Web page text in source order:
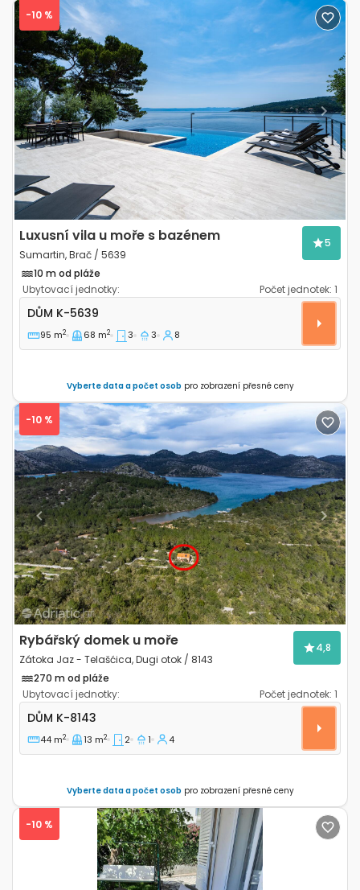
Previous Next
-10 %
Luxusní vila u moře s bazénem
Sumartin, Brač / 5639
5
10 m od pláže
Ubytovací jednotky:
Počet jednotek: 1
Třípokojový dům Sumartin, Brač K-5639
DŮM K-5639
95 m2 68 m2 3 3 8
Vyberte data a počet osob pro zobrazení přesné ceny
Previous Next
-10 %
Rybářský domek u moře
Zátoka Jaz - Telašćica, Dugi otok / 8143
4,8
270 m od pláže
Ubytovací jednotky:
Počet jednotek: 1
Dvoupokojový dům Zátoka Jaz - Telašćica, Dugi otok
DŮM K-8143
44 m2 13 m2 2 1 4
Vyberte data a počet osob pro zobrazení přesné ceny
-10 %